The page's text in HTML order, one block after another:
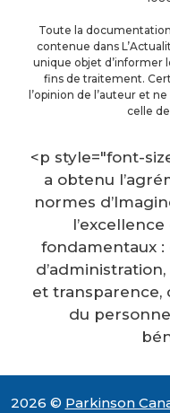
Toute la
contenue dans
unique objet d’informer
fins de traitement.
l’opinion de l’auteur et
celle
<p style="font-
a obtenu
normes
fondamentaux
et transparence,
du
2026 © Parkinson